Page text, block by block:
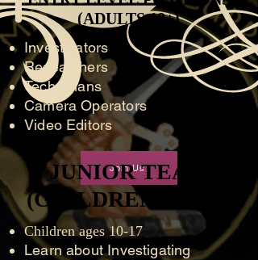
(ADULTS 18+)
(ADULTS 18+)
Investigators
Researchers
Technicians
Camera Operators
Video Editors
Join Us
JUNIOR TEAM
(CHILDREN 10 - 16)
JUNIOR TEAM
(CHILDREN 10 - 16)
Children ages 10-17
Learn about Investigating